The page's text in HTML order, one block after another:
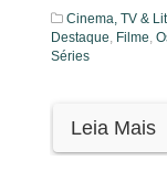
Cinema, TV &
Destaque, Filme,
Séries
Leia Mais